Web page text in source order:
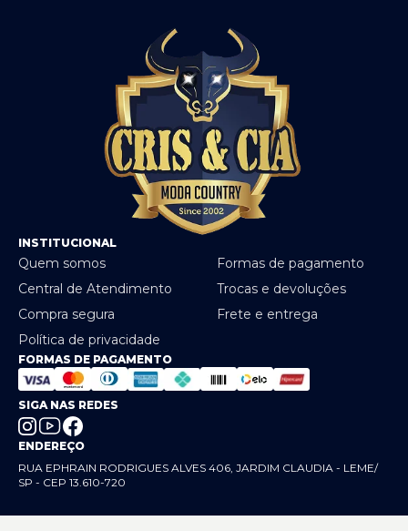
INSTITUCIONAL
Quem somos
Formas de pagamento
Central de Atendimento
Trocas e devoluções
Compra segura
Frete e entrega
Política de privacidade
FORMAS DE PAGAMENTO
SIGA NAS REDES
ENDEREÇO
RUA EPHRAIN RODRIGUES ALVES 406, JARDIM CLAUDIA - LEME/
SP - CEP 13.610-720